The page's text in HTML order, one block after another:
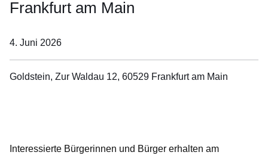
Frankfurt am Main
4. Juni 2026
Goldstein, Zur Waldau 12, 60529 Frankfurt am Main
Interessierte Bürgerinnen und Bürger erhalten am